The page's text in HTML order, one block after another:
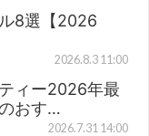
8選【2026
2026.8.3 11:00
ィー2026年最
おす…
2026.7.31 14:00